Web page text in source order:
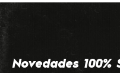
Novedades 100%